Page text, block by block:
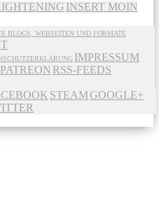
INSERT MOIN
BLOGS, WEBSEITEN UND FORMATE
IMPRESSUM
PATREON RSS-FEEDS
STEAMGOOGLE+